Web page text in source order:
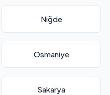
Niğde
Osmaniye
Sakarya